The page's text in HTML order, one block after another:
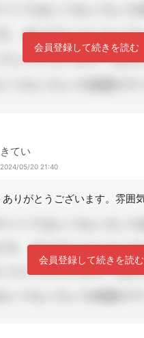
会員登録して続きを読む
きてい
2024/05/20 21:40
会員登録して続きを読む